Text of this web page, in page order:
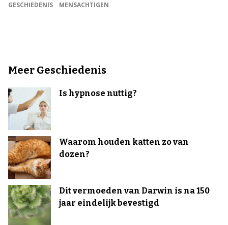
GESCHIEDENIS
MENSACHTIGEN
Meer Geschiedenis
Is hypnose nuttig?
Waarom houden katten zo van
dozen?
Dit vermoeden van Darwin is na 150
jaar eindelijk bevestigd